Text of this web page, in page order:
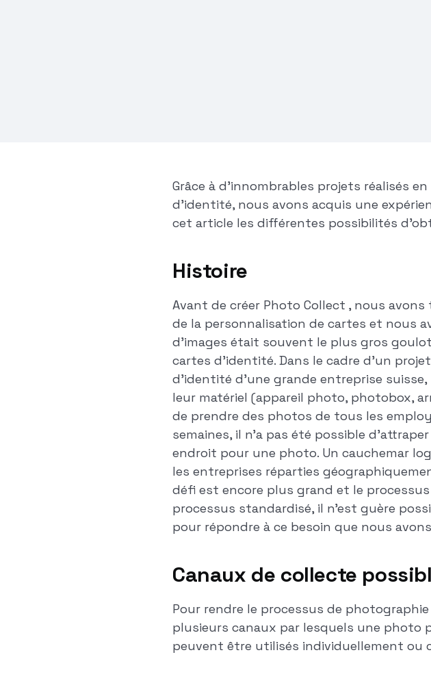
Grâce à d'innombrables projets réalisés
d'identité, nous avons acquis une
cet article les différentes possibilités
Histoire
Avant de créer Photo Collect , nous
de la personnalisation de cartes et nous
d'images était souvent le plus gros
cartes d'identité. Dans le cadre d'un
d'identité d'une grande entreprise
leur matériel (appareil photo, photobox,
de prendre des photos de tous les
semaines, il n'a pas été possible
endroit pour une photo. Un cauchemar
les entreprises réparties
défi est encore plus grand et le
processus standardisé, il n'est guère
pour répondre à ce besoin que nous
Canaux de collecte
Pour rendre le processus de
plusieurs canaux par lesquels une photo
peuvent être utilisés individuellement ou